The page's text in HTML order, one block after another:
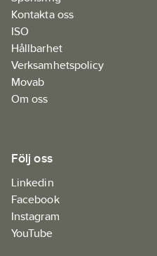
Kontakta oss
ISO
Hållbarhet
Verksamhetspolicy
Movab
Om oss
Följ oss
Linkedin
Facebook
Instagram
YouTube